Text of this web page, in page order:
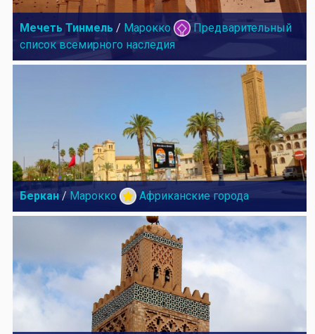
Мечеть Тинмель / Марокко
Предварительный
список всемирного наследия
Беркан / Марокко Африканские города